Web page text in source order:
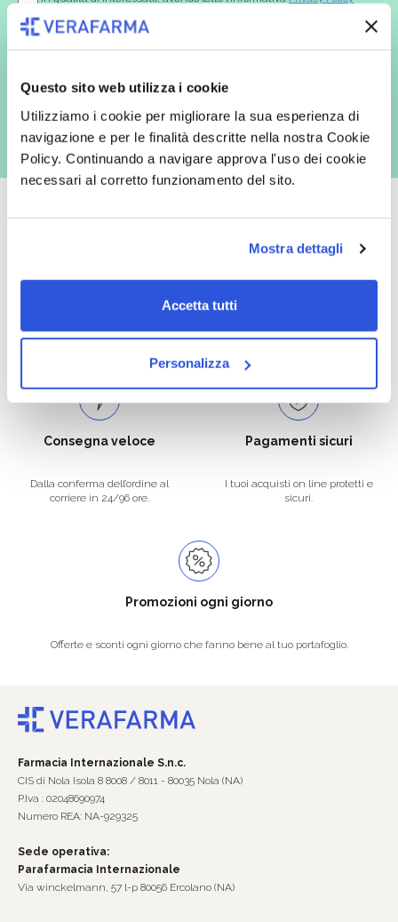
Questo sito web utilizza i cookie
Utilizziamo i cookie per migliorare la sua esperienza di
navigazione e per le finalità descritte nella nostra Cookie
Policy. Continuando a navigare approva l'uso dei cookie
necessari al corretto funzionamento del sito.
Mostra dettagli
Accetta tutti
Personalizza
espressamente al trattamento dei miei dati personali per finalità
commerciali da parte di Verafarma, tra cui invio di comunicazioni
marketing (con modalità telematiche - quali ad es. newsletter ed e-mail
es. posta cartacea)
Catalogo prodotti ampio e completo
Con un acquisto minimo di 29.90 €
Spedizioni in tutta Europa a 20€.
Consegna veloce
Dalla conferma dell’ordine al
corriere in 24/96 ore.
Pagamenti sicuri
I tuoi acquisti on line protetti e
sicuri.
Promozioni ogni giorno
Offerte e sconti ogni giorno che fanno bene al tuo portafoglio.
Farmacia Internazionale S.n.c.
CIS di Nola Isola 8 8008 / 8011 - 80035 Nola (NA)
P.Iva : 02048690974
Numero REA: NA-929325
Sede operativa:
Parafarmacia Internazionale
Via winckelmann, 57 l-p 80056 Ercolano (NA)